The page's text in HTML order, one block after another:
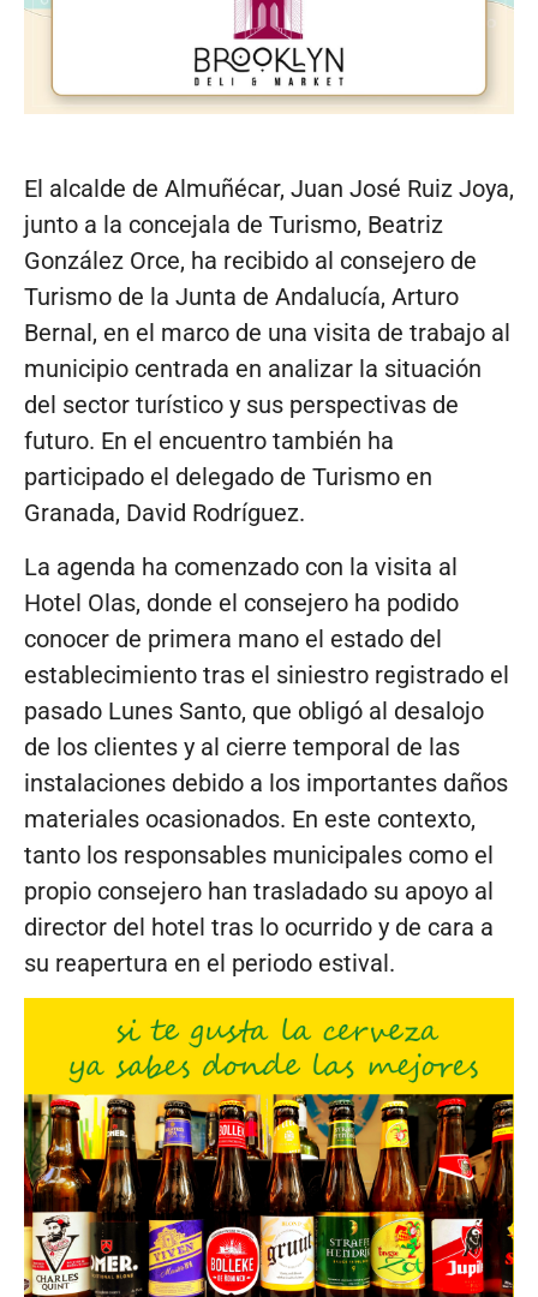
El alcalde de Almuñécar, Juan José Ruiz Joya,
junto a la concejala de Turismo, Beatriz
González Orce, ha recibido al consejero de
Turismo de la Junta de Andalucía, Arturo
Bernal, en el marco de una visita de trabajo al
municipio centrada en analizar la situación
del sector turístico y sus perspectivas de
futuro. En el encuentro también ha
participado el delegado de Turismo en
Granada, David Rodríguez.
La agenda ha comenzado con la visita al
Hotel Olas, donde el consejero ha podido
conocer de primera mano el estado del
establecimiento tras el siniestro registrado el
pasado Lunes Santo, que obligó al desalojo
de los clientes y al cierre temporal de las
instalaciones debido a los importantes daños
materiales ocasionados. En este contexto,
tanto los responsables municipales como el
propio consejero han trasladado su apoyo al
director del hotel tras lo ocurrido y de cara a
su reapertura en el periodo estival.